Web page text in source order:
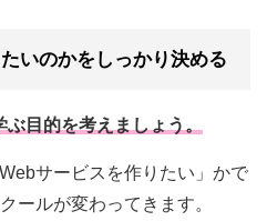
いのかをしっかり決める
目的を考えましょう。
サービスを作りたい」かで
ールが変わってきます。